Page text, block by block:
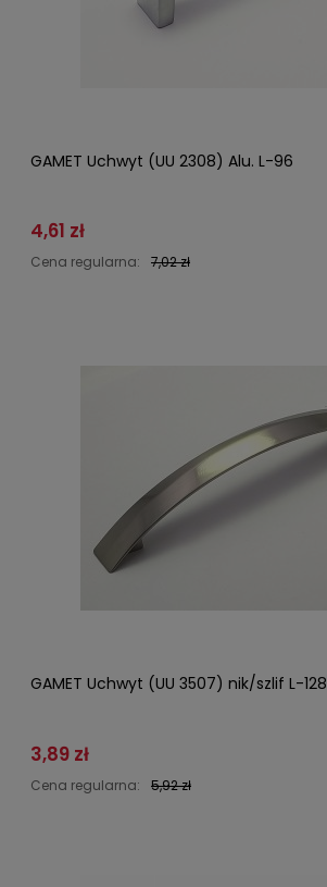
GAMET Uchwyt (UU 2308) Alu. L-96
4,61 zł
Cena regularna: 7,02 zł
GAMET Uchwyt (UU 3507) nik/szlif L-128
3,89 zł
Cena regularna: 5,92 zł